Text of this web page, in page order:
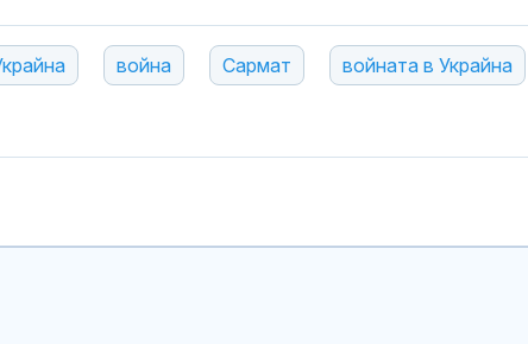
война Сармат войната в Украйна